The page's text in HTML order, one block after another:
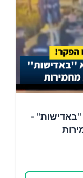
''באדישות'' -